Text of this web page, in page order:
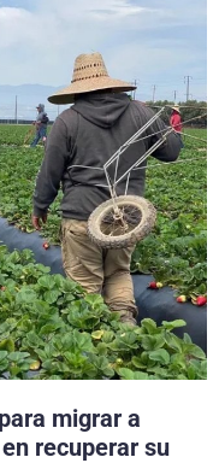
migrar a
recuperar su